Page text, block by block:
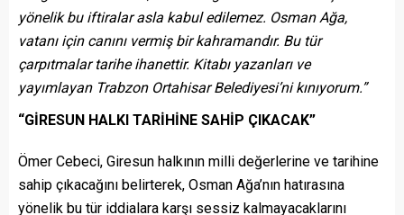
yönelik bu iftiralar asla kabul edilemez. Osman Ağa,
vatanı için canını vermiş bir kahramandır. Bu tür
çarpıtmalar tarihe ihanettir. Kitabı yazanları ve
yayımlayan Trabzon Ortahisar Belediyesi’ni kınıyorum.”
“GİRESUN HALKI TARİHİNE SAHİP ÇIKACAK”
Ömer Cebeci, Giresun halkının milli değerlerine ve tarihine
sahip çıkacağını belirterek, Osman Ağa’nın hatırasına
yönelik bu tür iddialara karşı sessiz kalmayacaklarını